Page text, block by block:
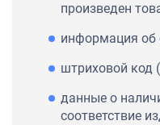
произведен
информация об
штриховой код
данные о
соответствие